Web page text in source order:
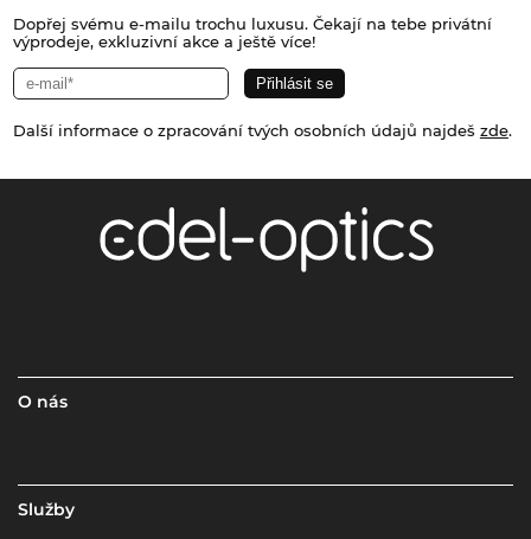
Dopřej svému e-mailu trochu luxusu. Čekají na tebe privátní
výprodeje, exkluzivní akce a ještě více!
Další informace o zpracování tvých osobních údajů najdeš zde.
O nás
Služby